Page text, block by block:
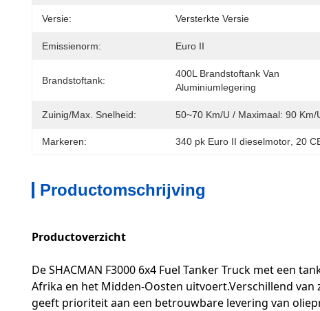
Versie: Versterkte Versie
Emissienorm: Euro II
Brandstoftank:
400L Brandstoftank Van
Aluminiumlegering
Zuinig/Max. Snelheid: 50~70 Km/u / Maximaal: 90 Km/
Markeren: 340 pk Euro II dieselmotor 20
Productomschrijving
Productoverzicht
De SHACMAN F3000 6x4 Fuel Tanker Truck met een
Afrika en het Midden-Oosten uitvoert.Verschillend
geeft prioriteit aan een betrouwbare levering van